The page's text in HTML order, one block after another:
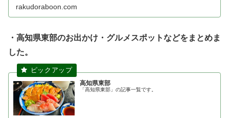
rakudoraboon.com
・高知県東部のお出かけ・グルメスポットなどをまとめま
した。
高知県東部
「高知県東部」の記事一覧です。